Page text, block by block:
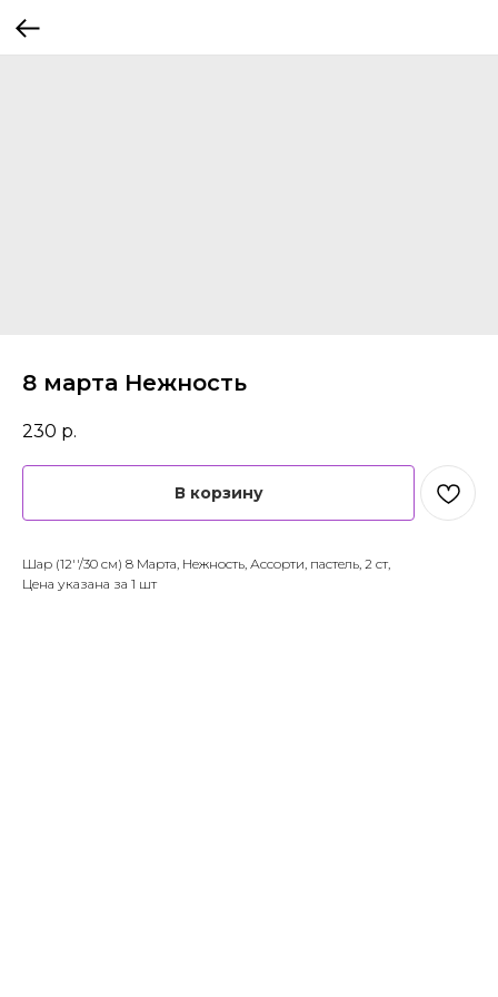
8 марта Нежность
230 р.
В корзину
Шар (12''/30 см) 8 Марта, Нежность, Ассорти, пастель, 2 ст,
Цена указана за 1 шт